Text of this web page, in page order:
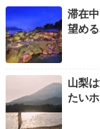
夕食は会席料理を
美味しくいただき
ぶ」は悶絶 でした
す。
滞在
望め
山梨
たい